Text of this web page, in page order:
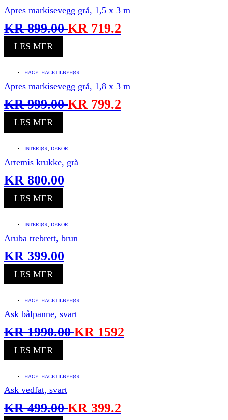
Apres markisevegg grå, 1,5 x 3 m
KR899.00KR 719.2
LES MER
HAGE HAGETILBEHØR
Apres markisevegg grå, 1,8 x 3 m
KR999.00KR 799.2
LES MER
INTERIØR DEKOR
Artemis krukke, grå
KR 800.00
LES MER
INTERIØR DEKOR
Aruba trebrett, brun
KR 399.00
LES MER
HAGE HAGETILBEHØR
Ask bålpanne, svart
KR1990.00KR 1592
LES MER
HAGE HAGETILBEHØR
Ask vedfat, svart
KR499.00KR 399.2